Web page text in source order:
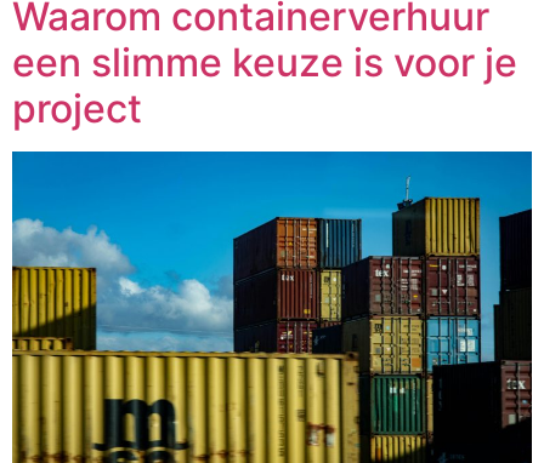
Waarom containerverhuur
een slimme keuze is voor je
project